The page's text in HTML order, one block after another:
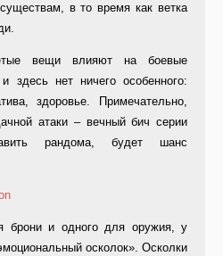
в то время как ветка
вещи влияют на боевые
и здесь нет ничего особенного:
здоровье. Примечательно,
атаки – вечный бич серии
рандома, будет шанс
брони и одного для оружия, у
осколок». Осколки